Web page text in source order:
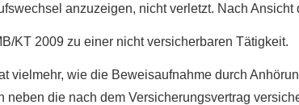
anzuzeigen, nicht verletzt. Nach Ansicht
KT 2009 zu einer nicht versicherbaren Tätigkeit.
vielmehr, wie die Beweisaufnahme durch
die nach dem Versicherungsvertrag